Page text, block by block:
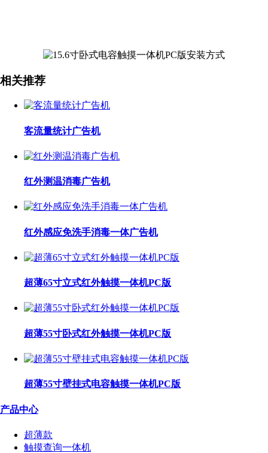
相关推荐
客流量统计广告机
红外测温消毒广告机
红外感应免洗手消毒一体广告机
超薄65寸立式红外触摸一体机PC版
超薄55寸卧式红外触摸一体机PC版
超薄55寸壁挂式电容触摸一体机PC版
产品中心
超薄款
触摸查询一体机